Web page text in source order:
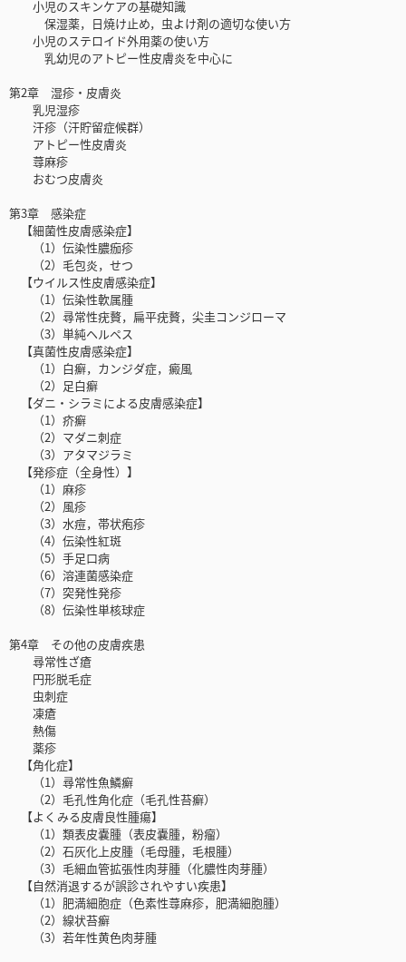
小児のスキンケアの基礎知識
保湿薬，日焼け止め，虫よけ剤の適切な使い方
小児のステロイド外用薬の使い方
乳幼児のアトピー性皮膚炎を中心に
第2章 湿疹・皮膚炎
乳児湿疹
汗疹（汗貯留症候群）
アトピー性皮膚炎
蕁麻疹
おむつ皮膚炎
第3章 感染症
【細菌性皮膚感染症】
（1）伝染性膿痂疹
（2）毛包炎，せつ
【ウイルス性皮膚感染症】
（1）伝染性軟属腫
（2）尋常性疣贅，扁平疣贅，尖圭コンジローマ
（3）単純ヘルペス
【真菌性皮膚感染症】
（1）白癬，カンジダ症，癜風
（2）足白癬
【ダニ・シラミによる皮膚感染症】
（1）疥癬
（2）マダニ刺症
（3）アタマジラミ
【発疹症（全身性）】
（1）麻疹
（2）風疹
（3）水痘，帯状疱疹
（4）伝染性紅斑
（5）手足口病
（6）溶連菌感染症
（7）突発性発疹
（8）伝染性単核球症
第4章 その他の皮膚疾患
尋常性ざ瘡
円形脱毛症
虫刺症
凍瘡
熱傷
薬疹
【角化症】
（1）尋常性魚鱗癬
（2）毛孔性角化症（毛孔性苔癬）
【よくみる皮膚良性腫瘍】
（1）類表皮嚢腫（表皮嚢腫，粉瘤）
（2）石灰化上皮腫（毛母腫，毛根腫）
（3）毛細血管拡張性肉芽腫（化膿性肉芽腫）
【自然消退するが誤診されやすい疾患】
（1）肥満細胞症（色素性蕁麻疹，肥満細胞腫）
（2）線状苔癬
（3）若年性黄色肉芽腫